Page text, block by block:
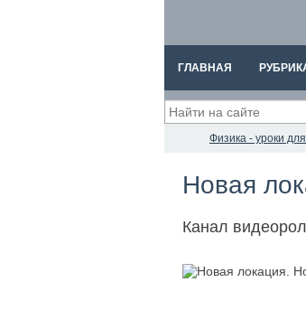
ГЛАВНАЯ
Физика - уроки
Новая
Канал